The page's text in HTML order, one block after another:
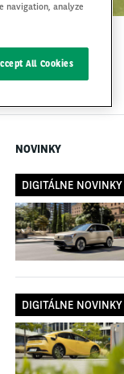
NOVINKY
DIGITÁLNE NOVINKY
DIGITÁLNE NOVINKY
navigation, analyze
All Cookies